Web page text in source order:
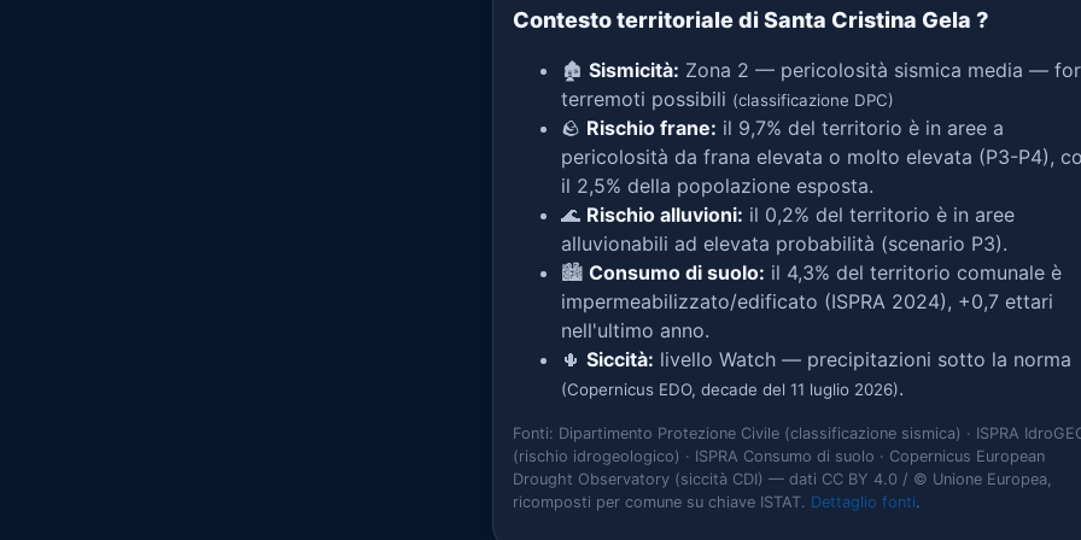
Contesto territoriale di Santa Cristina Gela ?
🏚️ Sismicità: Zona 2 — pericolosità sismica media —
terremoti possibili (classificazione DPC)
🪨 Rischio frane: il 9,7% del territorio è in aree a
pericolosità da frana elevata o molto elevata (P3-P4),
il 2,5% della popolazione esposta.
🌊 Rischio alluvioni: il 0,2% del territorio è in aree
alluvionabili ad elevata probabilità (scenario P3).
🏙️ Consumo di suolo: il 4,3% del territorio comunale è
impermeabilizzato/edificato (ISPRA 2024), +0,7 ettari
nell'ultimo anno.
🌵 Siccità: livello Watch — precipitazioni sotto la norma
(Copernicus EDO, decade del 11 luglio 2026).
Fonti: Dipartimento Protezione Civile (classificazione sismica) · ISPRA
(rischio idrogeologico) · ISPRA Consumo di suolo · Copernicus European
Drought Observatory (siccità CDI) — dati CC BY 4.0 / © Unione Europea,
ricomposti per comune su chiave ISTAT. Dettaglio fonti.